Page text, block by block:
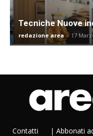
Tecniche Nuove
redazione area - 17
Contatti | Abbonati